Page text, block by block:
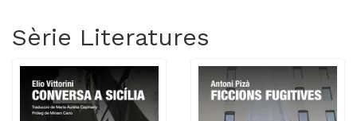
Sèrie Literatures